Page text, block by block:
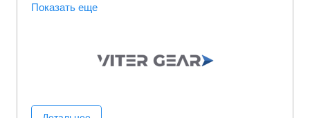
мебель Спорт и активный отдых
Показать еще